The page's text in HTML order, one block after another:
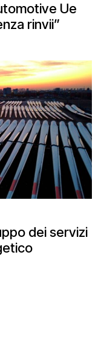
Ue
rinvii”
dei servizi